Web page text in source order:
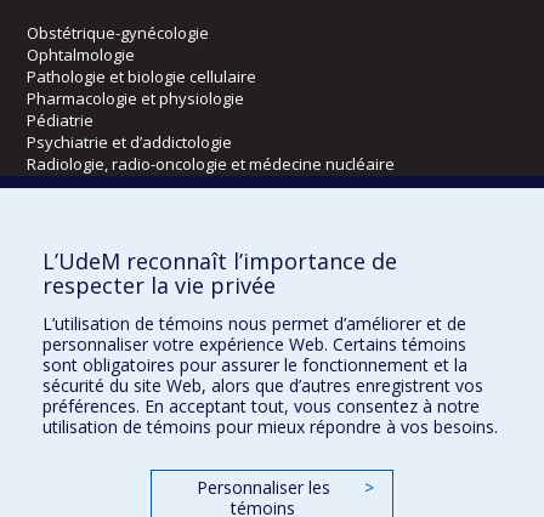
Obstétrique-gynécologie
Ophtalmologie
Pathologie et biologie cellulaire
Pharmacologie et physiologie
Pédiatrie
Psychiatrie et d’addictologie
Radiologie, radio-oncologie et médecine nucléaire
Kinésiologie et des sciences de l’activité physique
Orthophonie et audiologie
Réadaptation
Directions
DPC
CPASS
L’UdeM reconnaît l’importance de
respecter la vie privée
L’utilisation de témoins nous permet d’améliorer et de
personnaliser votre expérience Web. Certains témoins
sont obligatoires pour assurer le fonctionnement et la
sécurité du site Web, alors que d’autres enregistrent vos
préférences. En acceptant tout, vous consentez à notre
utilisation de témoins pour mieux répondre à vos besoins.
Personnaliser les
témoins
>